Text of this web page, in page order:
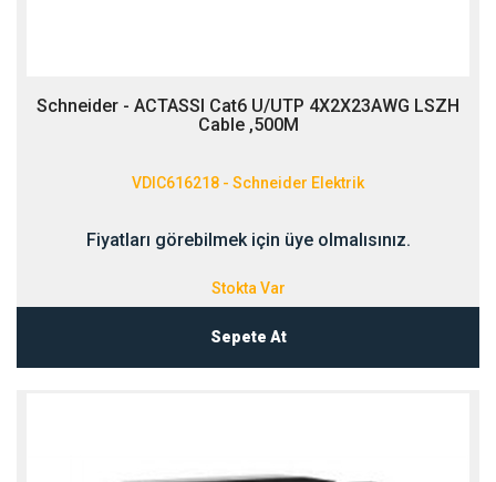
Schneider - ACTASSI Cat6 U/UTP 4X2X23AWG LSZH
Cable ,500M
VDIC616218 - Schneider Elektrik
Fiyatları görebilmek için üye olmalısınız.
Stokta Var
Sepete At